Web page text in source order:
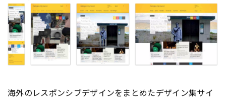
海外のレスポンシブデザインをまとめたデザイン集サイ